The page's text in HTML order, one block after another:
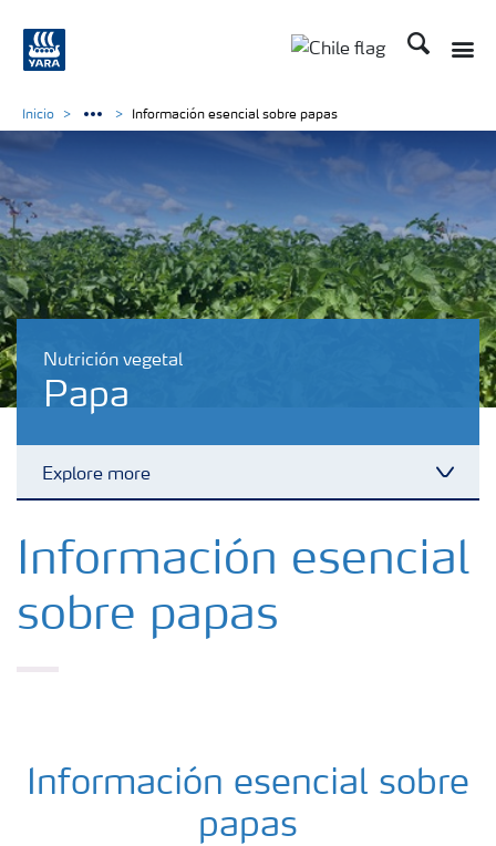
Buscar
Nutrición vegetal
Papa
Explore more
Fertilizantes con baja Huella de Carbono
Fertilizantes
Soluciones por cultivos
Inicio Información esencial sobre papas
Información esencial
sobre papas
Información esencial sobre
papas